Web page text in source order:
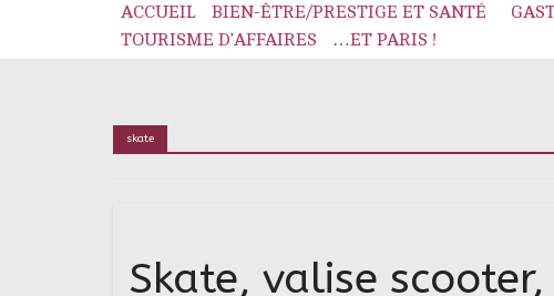
ACCUEIL BIEN-ÊTRE/PRESTIGE ET SANTÉ
TOURISME D’AFFAIRES
…ET PARIS !
skate
Skate, valise